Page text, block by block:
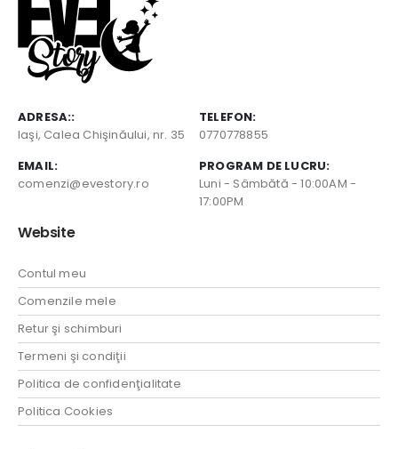
ADRESA::
Iaşi, Calea Chişinăului, nr. 35
TELEFON:
0770778855
EMAIL:
comenzi@evestory.ro
PROGRAM DE LUCRU:
Luni - Sâmbătă - 10:00AM -
17:00PM
Website
Contul meu
Comenzile mele
Retur şi schimburi
Termeni şi condiţii
Politica de confidenţialitate
Politica Cookies